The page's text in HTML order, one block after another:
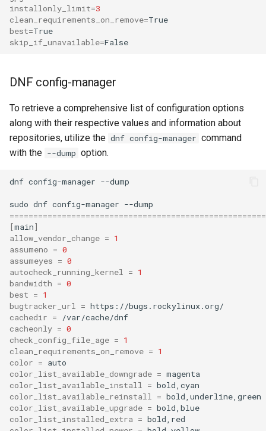
installonly_limit=3
clean_requirements_on_remove=
best=
skip_if_unavailable=
DNF config-manager
To retrieve a comprehensive list of configuration options
along with their respective values and information about
repositories, utilize the dnf config-manager command
with the --dump option.
dnf config-manager --dump
sudo dnf config-manager
[main]
allow_vendor_change = 1
assumeno = 0
assumeyes = 0
autocheck_running_kernel
= 1
bandwidth = 0
best = 1
bugtracker_url
=
cachedir =
cacheonly = 0
check_config_file_age = 1
clean_requirements_on_remove = 1
color =
color_list_available_downgrade =
color_list_available_install
=
color_list_available_reinstall
=
color_list_available_upgrade =
color_list_installed_extra =